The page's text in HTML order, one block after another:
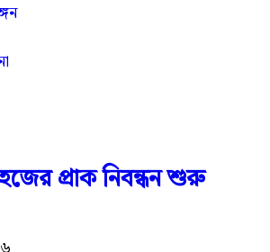
প্রাক নিবন্ধন শুরু